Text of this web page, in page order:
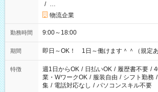
/ …
物流企業
勤務時間 9:00～18:00
期間 即日～OK！ 1日～働けます＾＾（規定あ
特徴 週1日からOK / 日払いOK / 履歴書不要 /
業・WワークOK / 服装自由 / シフト勤務 /
集 / 電話対応なし / パソコンスキル不要